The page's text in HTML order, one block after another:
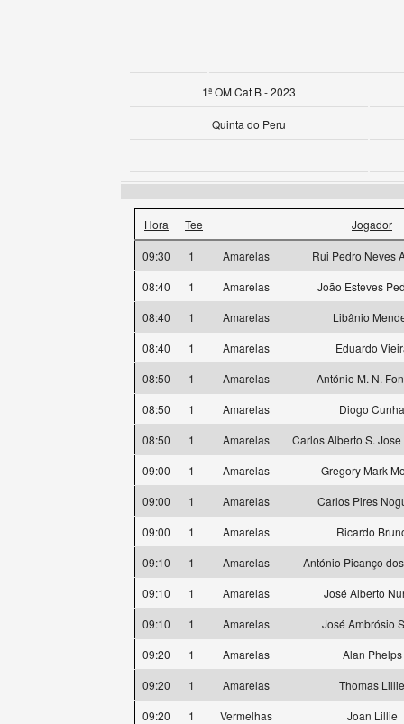
1ª OM Cat B - 2023
Quinta do Peru
Hora Tee Jogador
09:30 1 Amarelas
Rui Pedro Neves
08:40
1 Amarelas
João Esteves
08:40
1 Amarelas
Libânio
08:40
1 Amarelas
Eduardo
08:50
1 Amarelas
António M. N.
08:50
1 Amarelas
Diogo Cunha
08:50
1 Amarelas
Carlos Alberto S.
09:00
1 Amarelas
Gregory Mark
09:00
1 Amarelas
Carlos Pires
09:00
1 Amarelas
Ricardo
09:10
1 Amarelas
António Picanço
09:10
1 Amarelas
José Alberto
09:10
1 Amarelas
José Ambrósio
09:20
1 Amarelas
Alan Phelps
09:20
1 Amarelas
Thomas Lillie
09:20
1 Vermelhas
Joan Lillie